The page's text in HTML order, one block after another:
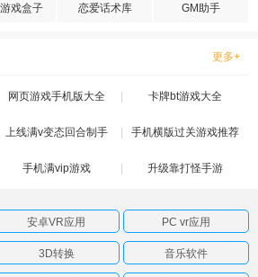
戏盒子 恋爱话术库 GM助手
更多+
网页游戏手机版大全 卡牌bt游戏大全
上线满v变态回合制手
游
手机横版过关游戏推荐
手机满vip游戏 升级靠打怪手游
安卓VR应用 PC vr应用
3D转换 音乐软件